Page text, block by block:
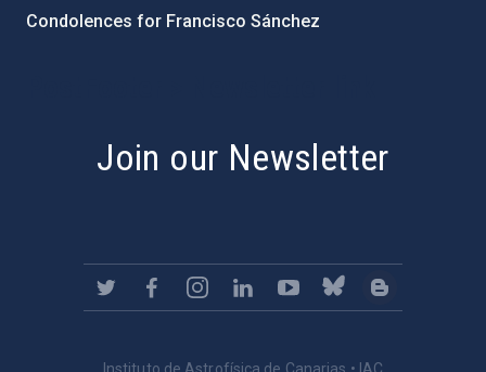
Condolences for Francisco Sánchez
Join our Newsletter
Instituto de Astrofísica de Canarias • IAC